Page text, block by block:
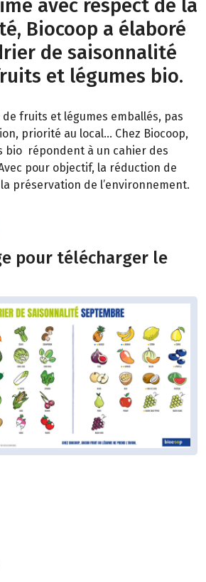
avec respect de la
Biocoop a élaboré
de saisonnalité
et légumes bio.
de fruits et légumes emballés, pas
priorité au local… Chez Biocoop,
bio répondent à un cahier des
pour objectif, la réduction de
préservation de l’environnement.
pour télécharger le